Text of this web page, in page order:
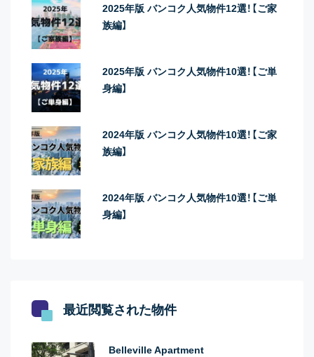
2025年版 バンコク人気物件12選！【ご家
族編】
2025年版 バンコク人気物件10選！【ご単
身編】
2024年版 バンコク人気物件10選！【ご家
族編】
2024年版 バンコク人気物件10選！【ご単
身編】
最近閲覧された物件
Belleville Apartment